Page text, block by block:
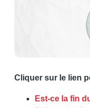
Cliquer sur le lien
Est-ce la fin